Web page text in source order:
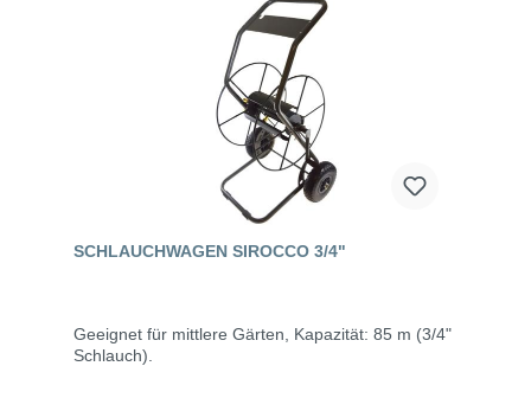
SCHLAUCHWAGEN SIROCCO 3/4"
Geeignet für mittlere Gärten, Kapazität: 85 m (3/4"
Schlauch).